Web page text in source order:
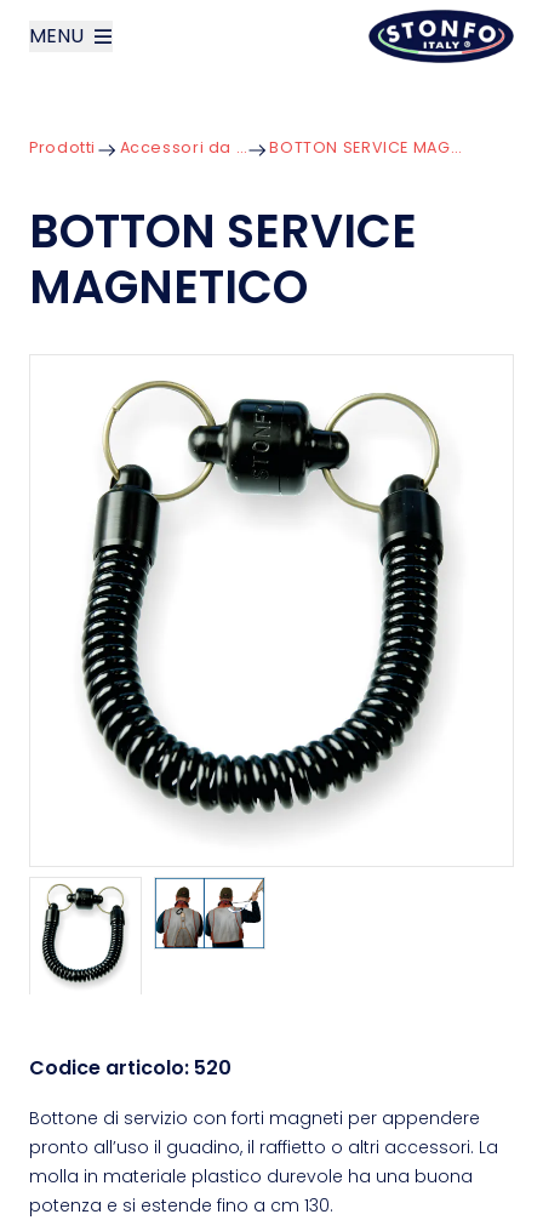
MENU
Prodotti
News
Prodotti Accessori da Gilet BOTTON SERVICE MAGNETICO
BOTTON SERVICE
MAGNETICO
Codice articolo: 520
Bottone di servizio con forti magneti per appendere
pronto all’uso il guadino, il raffietto o altri accessori. La
molla in materiale plastico durevole ha una buona
potenza e si estende fino a cm 130.